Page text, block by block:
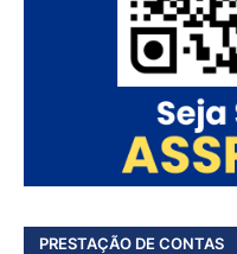
PRESTAÇÃO DE CONTAS